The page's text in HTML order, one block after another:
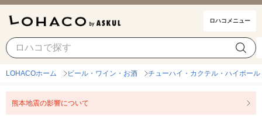
ロハコメニュー
LOHACOホーム ビール・ワイン・お酒 チューハイ・カクテル・ハイボール
熊本地震の影響について